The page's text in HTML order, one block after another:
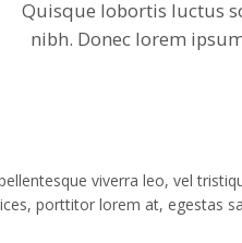
Quisque lobortis luctus
nibh. Donec lorem
viverra leo, vel
porttitor lorem at, egestas